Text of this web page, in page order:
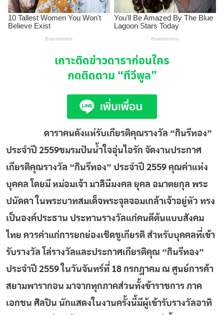
เกาะติดข่าวดาราก่อนใคร
กดติดตาม “ทีวีพูล”
ดาราคนดังแห่รับเกียรติคุณรางวัล “กินรีทอง”
ประจำปี 2559ชมรมปันน้ำใจอุ่นไอรัก จัดงานประกาศ
เกียรติคุณรางวัล “กินรีทอง” ประจำปี 2559 คุณค่าแห่ง
บุคคล โดยมี หม่อมเจ้า มาลินีมงคล ยุคล อมาตยกุล พระ
ปนัดดา ในพระบาทสมเด็จพระจุลจอมเกล้าเจ้าอยู่หัว ทรง
เป็นองค์ประธาน ประทานรางวัลแก่คนดีต้นแบบสังคม
ไทย ควรค่าแก่การยกย่องเชิดชูเกียรติ สำหรับบุคคลที่เข้า
รับรางวัล โล่รางวัลและประกาศเกียรติคุณ “กินรีทอง”
ประจำปี 2559 ในวันจันทร์ที่ 18 กรกฎาคม ณ ศูนย์การค้า
สยามพารากอน มาจากทุกภาคส่วนทั้งข้าราชการ ภาค
เอกชน ศิลปิน นักแสดงในงานครั้งนี้มีผู้เข้ารับรางวัลอาทิ